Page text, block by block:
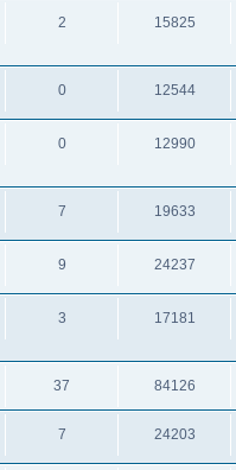
2 15825
0 12544
0 12990
7 19633
9 24237
3 17181
37 84126
7 24203